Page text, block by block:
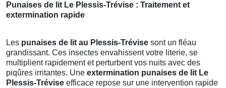
Punaises de lit Le Plessis-Trévise : Traitement et
extermination rapide
Les punaises de lit au Plessis-Trévise sont un fléau
grandissant. Ces insectes envahissent votre literie, se
multiplient rapidement et perturbent vos nuits avec des
piqûres irritantes. Une extermination punaises de lit Le
Plessis-Trévise efficace repose sur une intervention rapide